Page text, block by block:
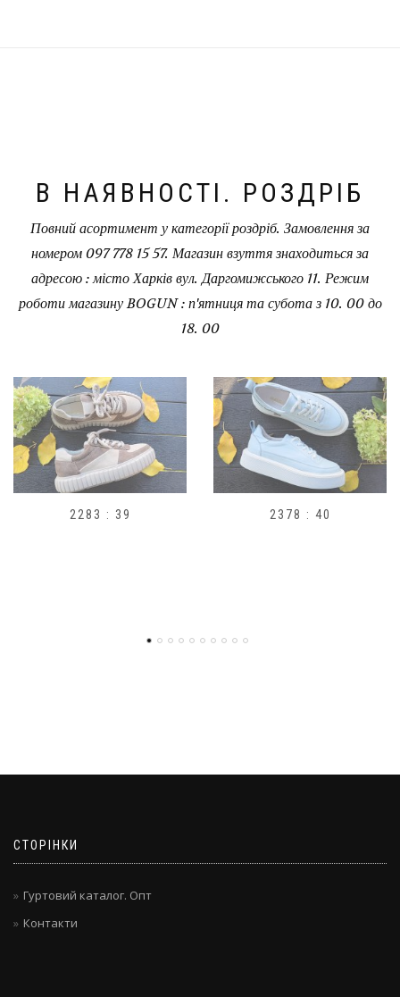
В НАЯВНОСТІ. РОЗДРІБ
Повний асортимент у категорії роздріб. Замовлення за
номером 097 778 15 57. Магазин взуття знаходиться за
адресою : місто Харків вул. Даргомижського 11. Режим
роботи магазину BOGUN : п'ятниця та субота з 10. 00 до
18. 00
2378 : 40 H1
СТОРІНКИ
Гуртовий каталог. Опт
Контакти